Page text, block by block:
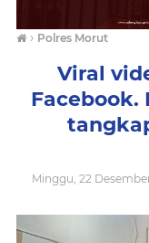
› Polres Morut
Viral
Facebook.
Minggu, 22